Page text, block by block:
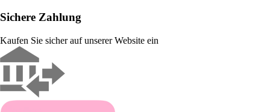
Sichere Zahlung
Kaufen Sie sicher auf unserer Website ein